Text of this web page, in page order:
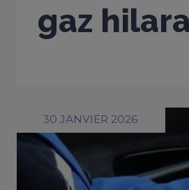
gaz
30 JANVIER 2026